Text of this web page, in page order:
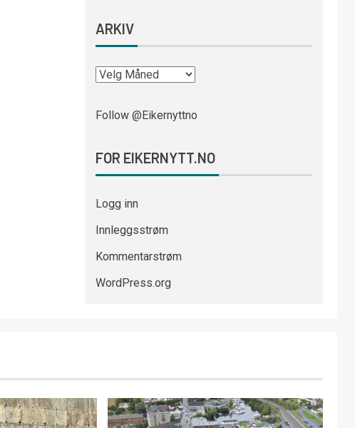
ARKIV
Follow @Eikernyttno
FOR EIKERNYTT.NO
Logg inn
Innleggsstrøm
Kommentarstrøm
WordPress.org